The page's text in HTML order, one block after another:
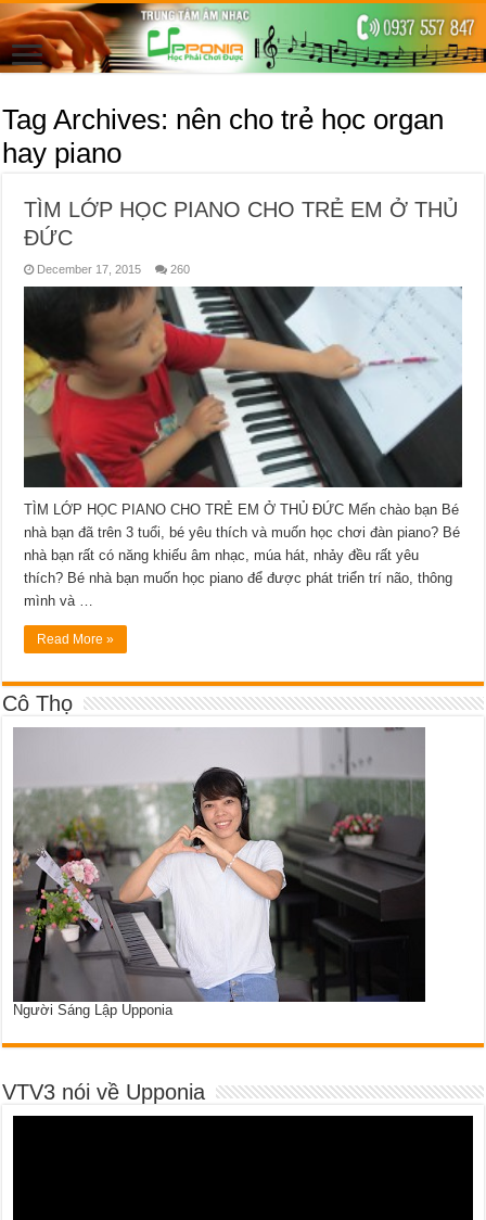
Tag Archives: nên cho trẻ học organ
hay piano
TÌM LỚP HỌC PIANO CHO TRẺ EM Ở THỦ
ĐỨC
December 17, 2015 260
TÌM LỚP HỌC PIANO CHO TRẺ EM Ở THỦ ĐỨC Mến chào bạn Bé
nhà bạn đã trên 3 tuổi, bé yêu thích và muốn học chơi đàn piano? Bé
nhà bạn rất có năng khiếu âm nhạc, múa hát, nhảy đều rất yêu
thích? Bé nhà bạn muốn học piano để được phát triển trí não, thông
mình và …
Read More »
Cô Thọ
Người Sáng Lập Upponia
VTV3 nói về Upponia